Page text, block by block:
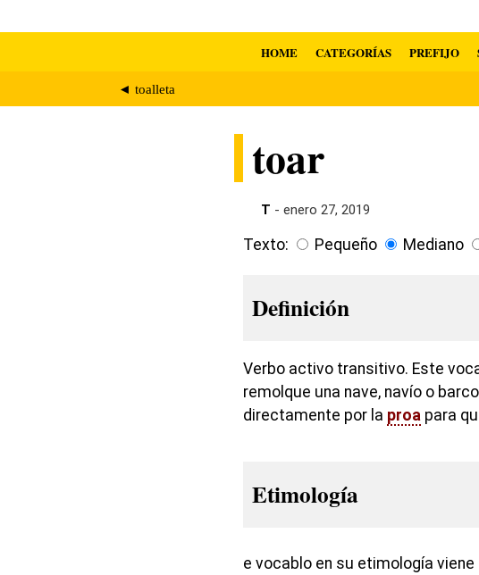
HOME CATEGORÍAS PREFIJO
◄ toalleta
toar
T - enero 27, 2019
Texto: Pequeño Mediano
Definición
Verbo activo transitivo. Este
remolque una nave, navío o
directamente por la proa para
Etimología
e vocablo en su etimología